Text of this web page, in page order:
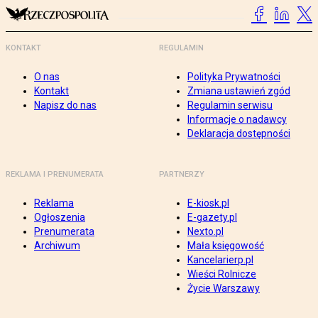
KONTAKT
O nas
Kontakt
Napisz do nas
REGULAMIN
Polityka Prywatności
Zmiana ustawień zgód
Regulamin serwisu
Informacje o nadawcy
Deklaracja dostępności
REKLAMA I PRENUMERATA
Reklama
Ogłoszenia
Prenumerata
Archiwum
PARTNERZY
E-kiosk.pl
E-gazety.pl
Nexto.pl
Mała księgowość
Kancelarierp.pl
Wieści Rolnicze
Życie Warszawy